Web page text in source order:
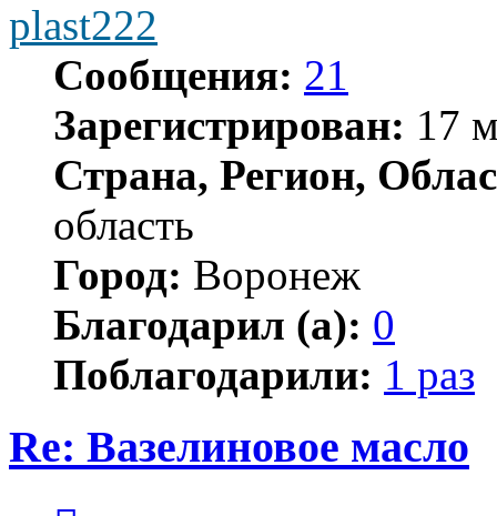
plast222
Сообщения: 21
Зарегистрирован: 17
Страна, Регион,
область
Город: Воронеж
Благодарил (а): 0
Поблагодарили: 1 раз
Re: Вазелиновое масло